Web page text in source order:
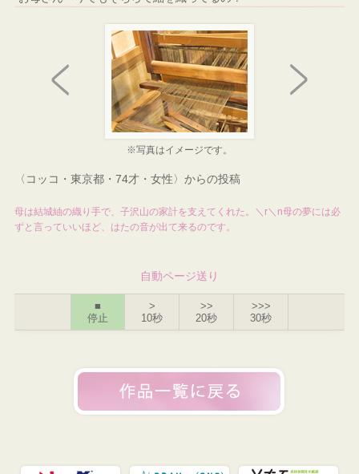
※写真はイメージです。
〈コッコ・東京都・74才・女性〉からの投稿
母は結城紬の織り手で、子沢山の家計を支えてくれた。＼r＼n母の夢には必
ずと言っていいほど、はたの音が出て来るのです。
自動ページ送り
■
停止
>
10秒
>>
20秒
>>>
30秒